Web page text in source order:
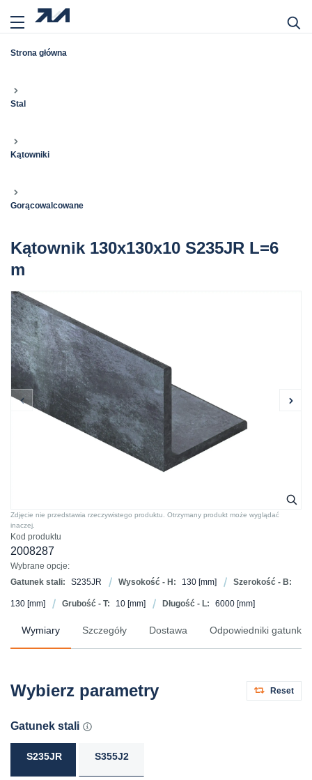
Strona główna
Stal
Kątowniki
Gorącowalcowane
Kątownik 130x130x10 S235JR L=6
m
Kod produktu
2008287
Wybrane opcje:
Gatunek stali:
S235JR Wysokość - H: 130 [mm] Szerokość - B:
130 [mm] Grubość - T: 10 [mm] Długość - L: 6000 [mm]
Zdjęcie nie przedstawia rzeczywistego produktu. Otrzymany produkt może wyglądać
inaczej.
Wymiary Szczegóły Dostawa Odpowiedniki
Wybierz parametry Reset
Gatunek stali
S235JR S355J2